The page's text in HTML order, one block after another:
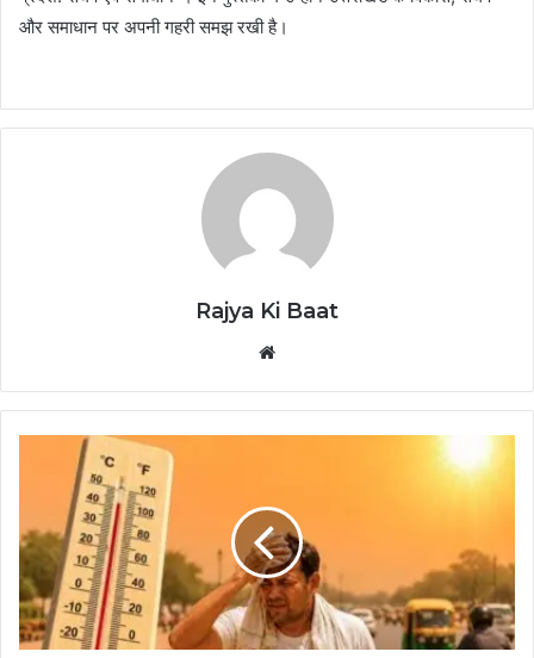
और समाधान पर अपनी गहरी समझ रखी है।
Rajya Ki Baat